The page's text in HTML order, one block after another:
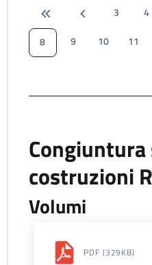
3 4
8
9 10 11
costruzioni
Volumi
PDF (329KB)